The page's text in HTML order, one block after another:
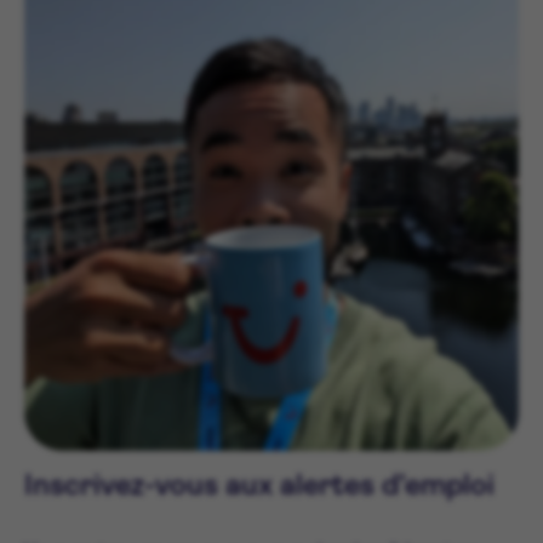
Inscrivez-vous aux alertes d’emploi